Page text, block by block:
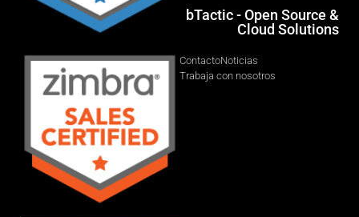
bTactic - Open Source &
Cloud Solutions
ContactoNoticias
Trabaja con nosotros